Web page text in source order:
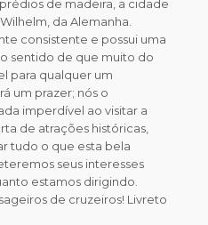
de madeira, a cidade
da Alemanha.
consistente e possui uma
sentido de que muito do
para qualquer um
um prazer; nós o
imperdível ao visitar a
de atrações históricas,
tudo o que esta bela
seus interesses
estamos dirigindo.
de cruzeiros! Livreto